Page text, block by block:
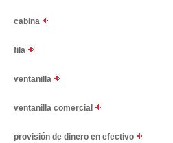
cabina
fila
ventanilla
ventanilla comercial
provisión de dinero en efectivo